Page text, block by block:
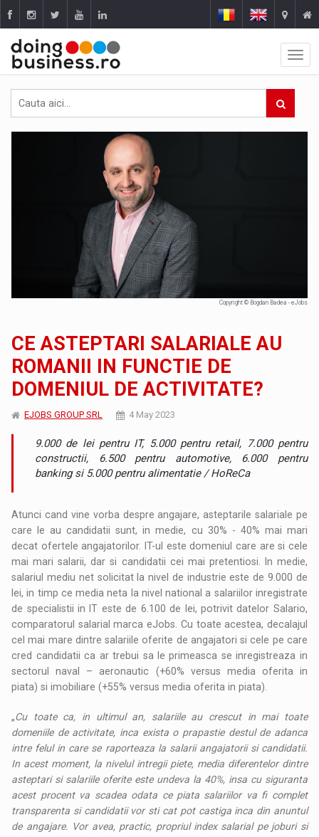
Copyright © Bogdan Badea - eJobs
CE ASTEPTARI SALARIALE AU
ROMANII IN FUNCTIE DE
DOMENIUL DE ACTIVITATE?
EJOBS GROUP SRL 4 May 2023
9.000 de lei pentru IT, 5.000 pentru retail, 7.000 pentru
constructii, 6.500 pentru automotive, 6.000 pentru
banking si 5.000 pentru alimentatie / HoReCa
Atunci cand vine vorba despre angajare, asteptarile salariale pe
care le au candidatii sunt, in medie, cu 30% - 40% mai mari
decat ofertele angajatorilor. IT-ul este domeniul care are si cele
mai mari salarii, dar si candidatii cei mai pretentiosi. In medie,
salariul mediu net solicitat la nivel de industrie este de 9.000 de
lei, in timp ce media neta la nivel national a salariilor inregistrate
de specialistii in IT este de 6.100 de lei, potrivit datelor Salario,
comparatorul salarial marca eJobs. Cu toate acestea, decalajul
cel mai mare dintre salariile oferite de angajatori si cele pe care
cred candidatii ca ar trebui sa le primeasca se inregistreaza in
sectorul naval – aeronautic (+60% versus media oferita in
piata) si imobiliare (+55% versus media oferita in piata).
„Cu toate ca, in ultimul an, salariile au crescut in mai toate
domeniile de activitate, inca exista o prapastie destul de adanca
intre felul in care se raporteaza la salarii angajatorii si candidatii.
In acest moment, la nivelul intregii piete, media diferentelor dintre
asteptari si salariile oferite este undeva la 40%, insa cu siguranta
acest procent va scadea odata ce piata salariilor va fi complet
transparenta si candidatii vor sti cat pot castiga inca din anuntul
de angajare. Vor avea, practic, propriul index salarial pe joburi si